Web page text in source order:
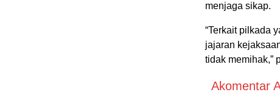
menjaga sikap.
“Terkait pilkada
jajaran
tidak memihak,”
Akomentar